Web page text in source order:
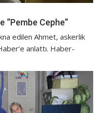
“Pembe Cephe”
edilen Ahmet, askerlik
anlattı. Haber-